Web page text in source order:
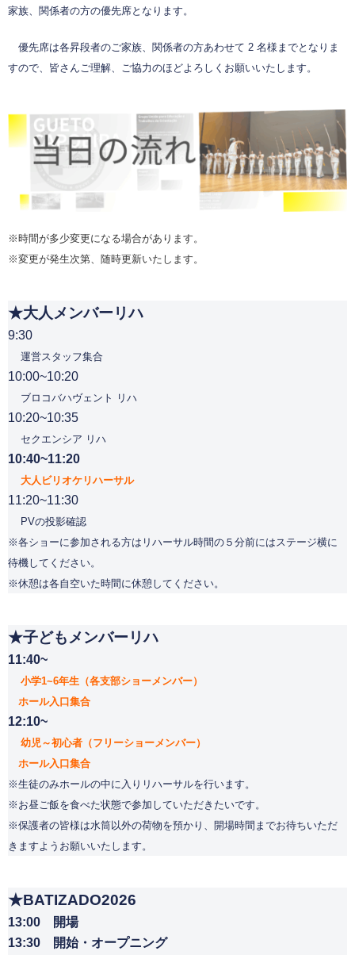
家族、関係者の方の優先席となります。
優先席は各昇段者のご家族、関係者の方あわせて 2 名様までとなりま
すので、皆さんご理解、ご協力のほどよろしくお願いいたします。
※時間が多少変更になる場合があります。
※変更が発生次第、随時更新いたします。
★大人メンバーリハ
9:30
運営スタッフ集合
10:00~10:20
ブロコバハヴェント リハ
10:20~10:35
セクエンシア リハ
10:40~11:20
大人ビリオケリハーサル
11:20~11:30
PVの投影確認
※各ショーに参加される方はリハーサル時間の５分前にはステージ横に
待機してください。
※休憩は各自空いた時間に休憩してください。
★子どもメンバーリハ
11:40~
小学1~6年生（各支部ショーメンバー）
ホール入口集合
12:10~
幼児～初心者（フリーショーメンバー）
ホール入口集合
※生徒のみホールの中に入りリハーサルを行います。
※お昼ご飯を食べた状態で参加していただきたいです。
※保護者の皆様は水筒以外の荷物を預かり、開場時間までお待ちいただ
きますようお願いいたします。
★BATIZADO2026
13:00 開場
13:30 開始・オープニング